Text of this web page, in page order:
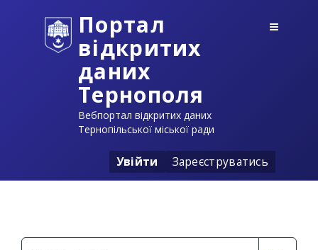
Портал
відкритих
даних
Тернополя
Вебпортал відкритих даних
Тернопільської міської ради
Увійти Зареєструватись